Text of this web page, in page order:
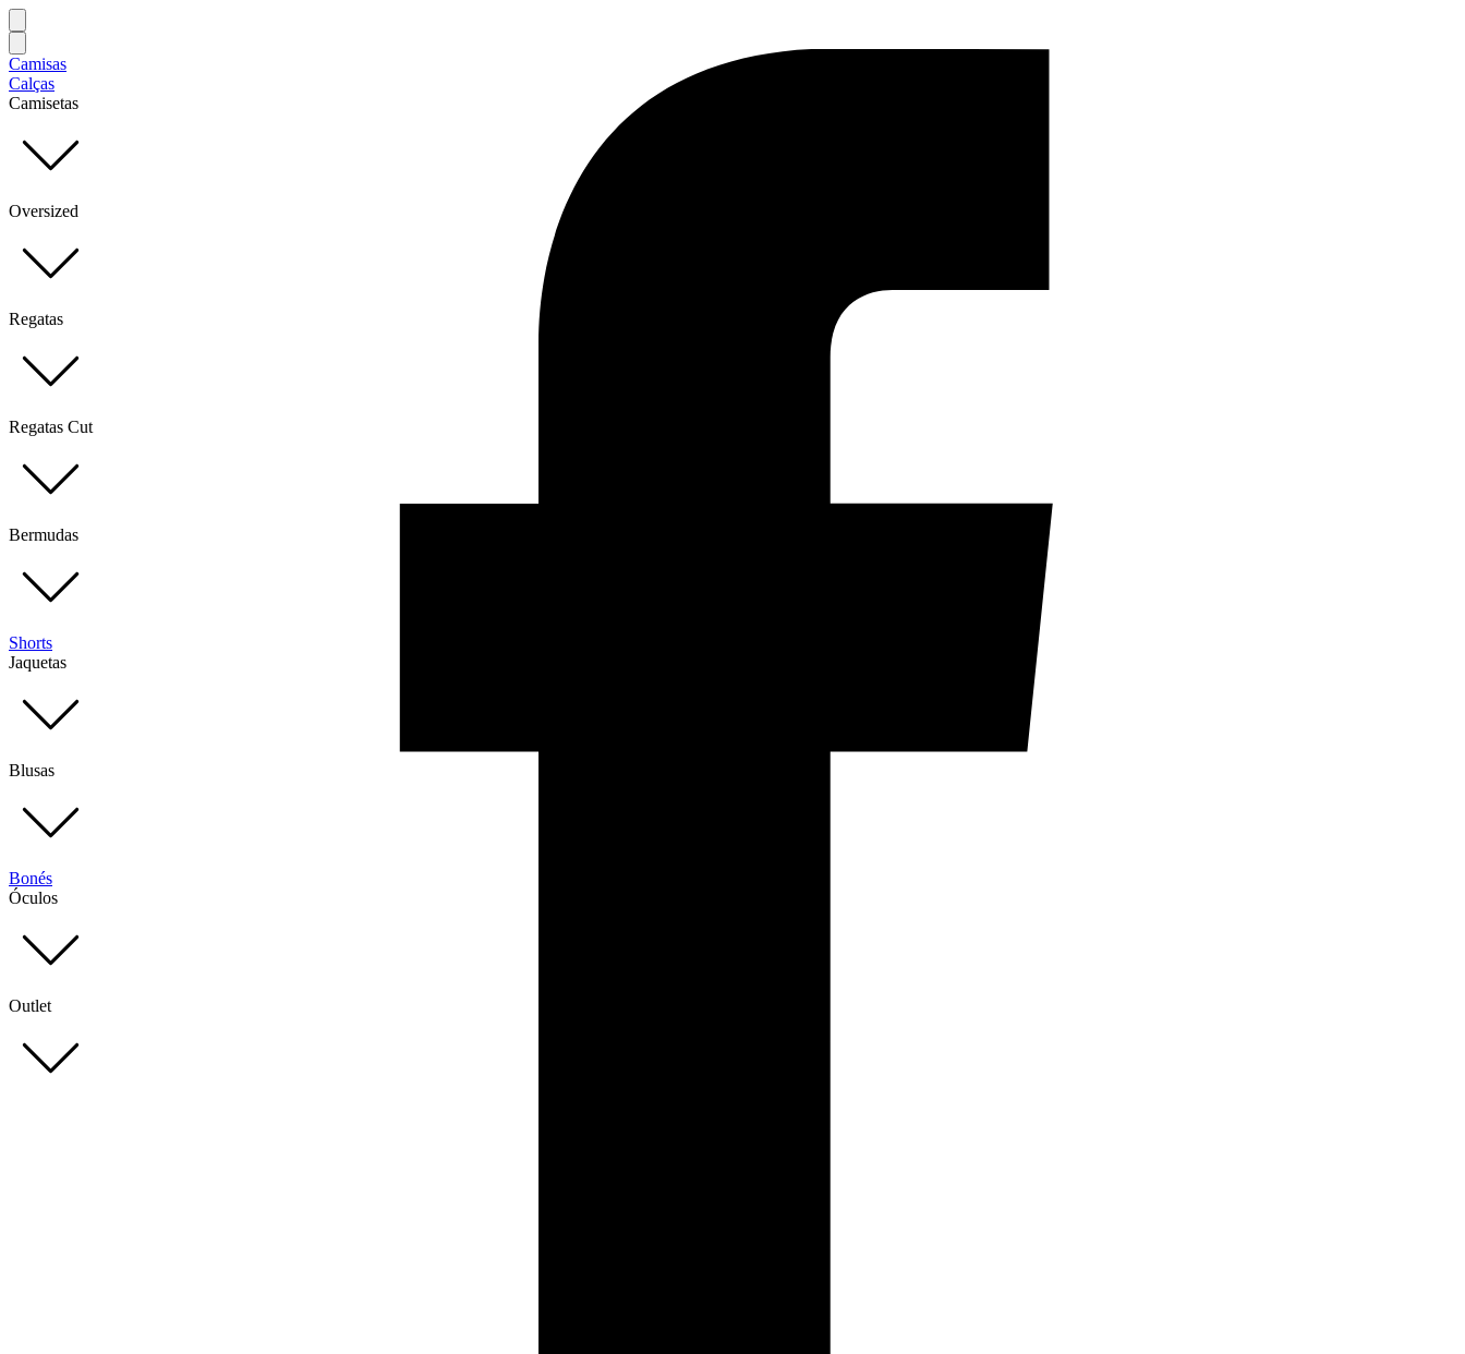
Camisas
Calças
Camisetas
Oversized
Regatas
Regatas Cut
Bermudas
Shorts
Jaquetas
Blusas
Bonés
Óculos
Outlet